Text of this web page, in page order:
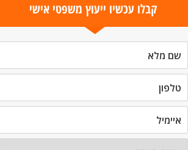
קבלו עכשיו ייעוץ משפטי אישי